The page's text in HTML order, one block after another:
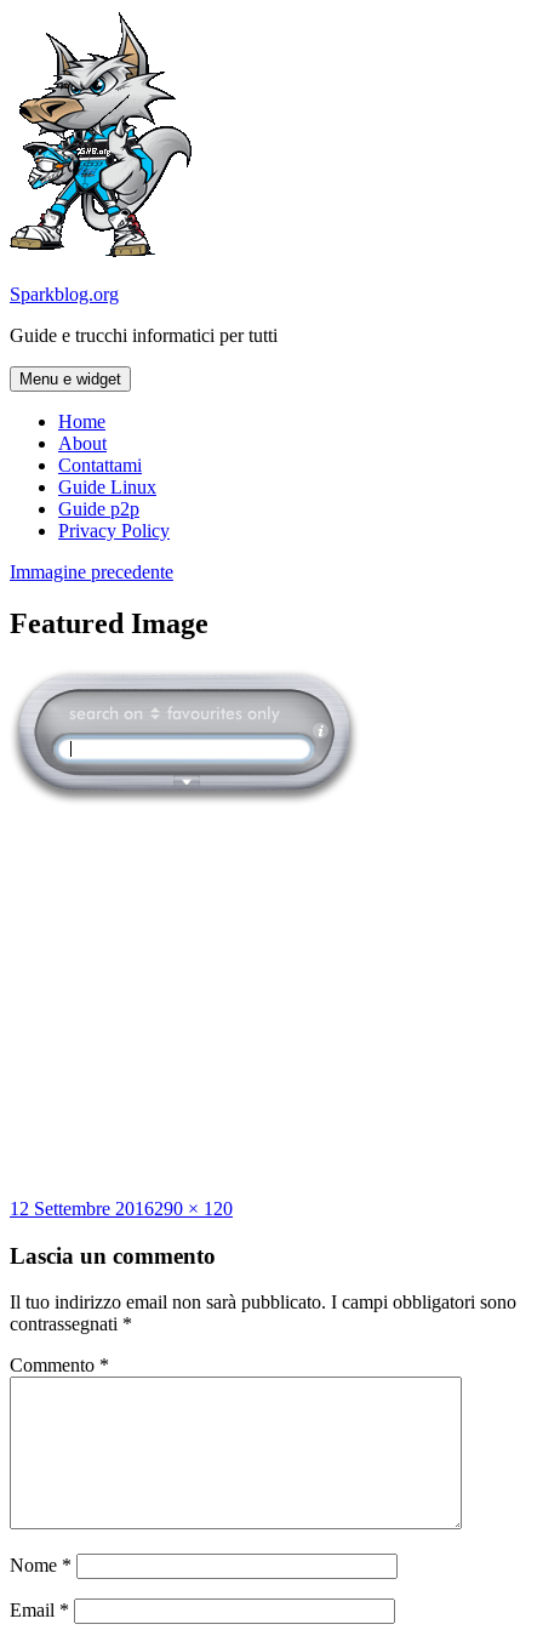
contenuto
Sparkblog.org
Guide e trucchi informatici per tutti
Menu e widget
Home
About
Contattami
Guide Linux
Guide p2p
Privacy Policy
Immagine precedente
Featured Image
Scritto
12 Settembre 2016Dimensione
290 × 120
Lascia un commento
Il tuo indirizzo email non sarà pubblicato. I campi obbligatori sono
contrassegnati *
Commento *
Nome *
Email *